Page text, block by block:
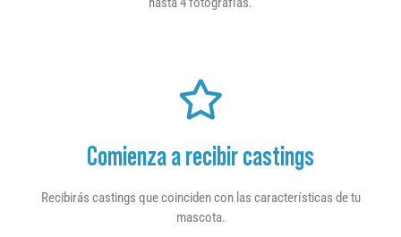
Comienza a recibir castings
Recibirás castings que coinciden con las características de tu
mascota.